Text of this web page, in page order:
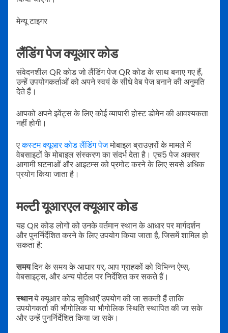
मेन्यू टाइगर
लैंडिंग पेज क्यूआर कोड
संवेदनशील QR कोड जो लैंडिंग पेज QR कोड के साथ बनाए गए हैं,
उन्हें उपयोगकर्ताओं को अपने स्वयं के सीधे वेब पेज बनाने की अनुमति
देते हैं।
आपको अपने इवेंट्स के लिए कोई व्यापारी होस्ट डोमेन की आवश्यकता
नहीं होगी।
एकस्टम क्यूआर कोड लैंडिंग पेजमोबाइल ब्राउज़रों के मामले में
वेबसाइटों के मोबाइल संस्करण का संदर्भ देता है। एच5 पेज अक्सर
आगामी घटनाओं और आइटम्स को प्रमोट करने के लिए सबसे अधिक
प्रयोग किया जाता है।
मल्टी यूआरएल क्यूआर कोड
यह QR कोड लोगों को उनके वर्तमान स्थान के आधार पर मार्गदर्शन
और पुनर्निर्देशित करने के लिए उपयोग किया जाता है, जिसमें शामिल हो
सकता है:
समयदिन के समय के आधार पर, आप ग्राहकों को विभिन्न ऐप्स,
वेबसाइट्स, और अन्य पोर्टल पर निर्देशित कर सकते हैं।
स्थानये क्यूआर कोड सुविधाएँ उपयोग की जा सकती हैं ताकि
उपयोगकर्ता की भौगोलिक या भौगोलिक स्थिति स्थापित की जा सके
और उन्हें पुनर्निर्देशित किया जा सके।